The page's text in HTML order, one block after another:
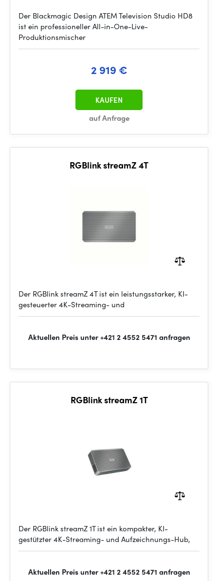
Der Blackmagic Design ATEM Television Studio HD8
ist ein professioneller All-in-One-Live-
Produktionsmischer
2 919 €
auf Anfrage
KAUFEN
RGBlink streamZ 4T
Der RGBlink streamZ 4T ist ein leistungsstarker, KI-
gesteuerter 4K-Streaming- und
Aktuellen Preis unter +421 2 4552 5471 anfragen
RGBlink streamZ 1T
Der RGBlink streamZ 1T ist ein kompakter, KI-
gestützter 4K-Streaming- und Aufzeichnungs-Hub,
Aktuellen Preis unter +421 2 4552 5471 anfragen